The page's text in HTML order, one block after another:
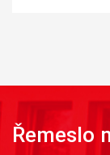
Řemeslo